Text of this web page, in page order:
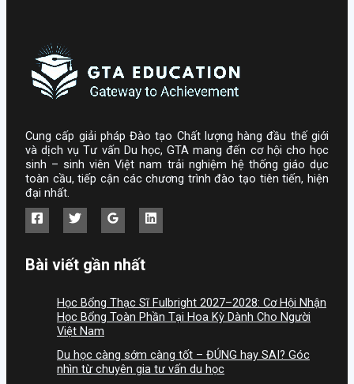
Cung cấp giải pháp Đào tạo Chất lượng hàng đầu thế giới
và dịch vụ Tư vấn Du học, GTA mang đến cơ hội cho học
sinh – sinh viên Việt nam trải nghiệm hệ thống giáo dục
toàn cầu, tiếp cận các chương trình đào tạo tiên tiến, hiện
đại nhất.
Bài viết gần nhất
Học Bổng Thạc Sĩ Fulbright 2027–2028: Cơ Hội Nhận
Học Bổng Toàn Phần Tại Hoa Kỳ Dành Cho Người
Việt Nam
Du học càng sớm càng tốt – ĐÚNG hay SAI? Góc
nhìn từ chuyên gia tư vấn du học